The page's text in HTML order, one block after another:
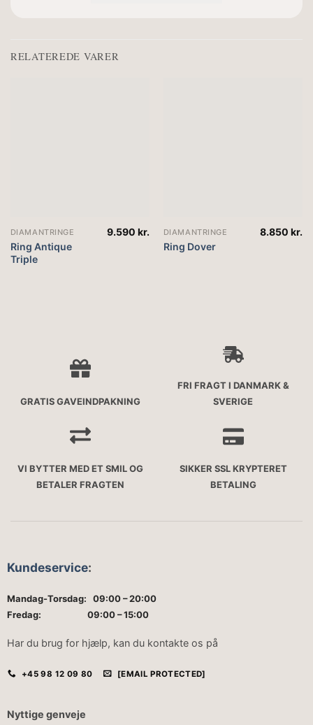
RELATEREDE VARER
DIAMANTRINGE
Ring Antique
Triple
9.590kr. DIAMANTRINGE
Ring Dover
8.850kr.
GRATIS GAVEINDPAKNING
FRI FRAGT I DANMARK &
SVERIGE
VI BYTTER MED ET SMIL OG
BETALER FRAGTEN
SIKKER SSL KRYPTERET
BETALING
Kundeservice:
Mandag-Torsdag: 09:00 – 20:00
Fredag: 09:00 – 15:00
Har du brug for hjælp, kan du kontakte os på
+45 98 12 09 80 [EMAIL PROTECTED]
Nyttige genveje